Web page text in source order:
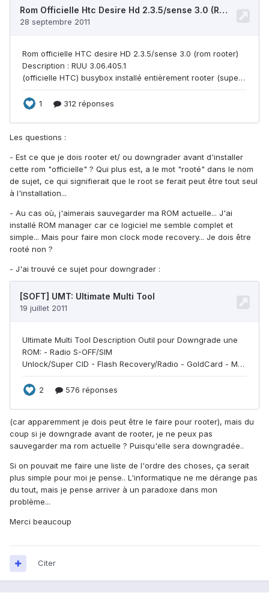
Les questions :
- Est ce que je dois rooter et/ ou downgrader avant d'installer
cette rom "officielle" ? Qui plus est, a le mot "rooté" dans le nom
de sujet, ce qui signifierait que le root se ferait peut être tout seul
à l'installation...
- Au cas où, j'aimerais sauvegarder ma ROM actuelle... J'ai
installé ROM manager car ce logiciel me semble complet et
simple... Mais pour faire mon clock mode recovery... Je dois être
rooté non ?
- J'ai trouvé ce sujet pour downgrader :
(car apparemment je dois peut être le faire pour rooter), mais du
coup si je downgrade avant de rooter, je ne peux pas
sauvegarder ma rom actuelle ? Puisqu'elle sera downgradée..
Si on pouvait me faire une liste de l'ordre des choses, ça serait
plus simple pour moi je pense.. L'informatique ne me dérange pas
du tout, mais je pense arriver à un paradoxe dans mon
problème...
Merci beaucoup
Citer